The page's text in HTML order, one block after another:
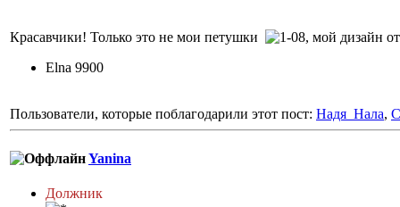
Красавчики! Только это не мои петушки
, мой дизайн
Elna 9900
Пользователи, которые поблагодарили этот пост: Надя_Нала,
Yanina
Должник